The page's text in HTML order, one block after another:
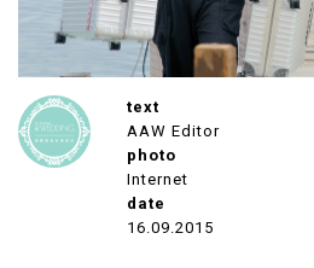
text
AAW Editor
photo
Internet
date
16.09.2015